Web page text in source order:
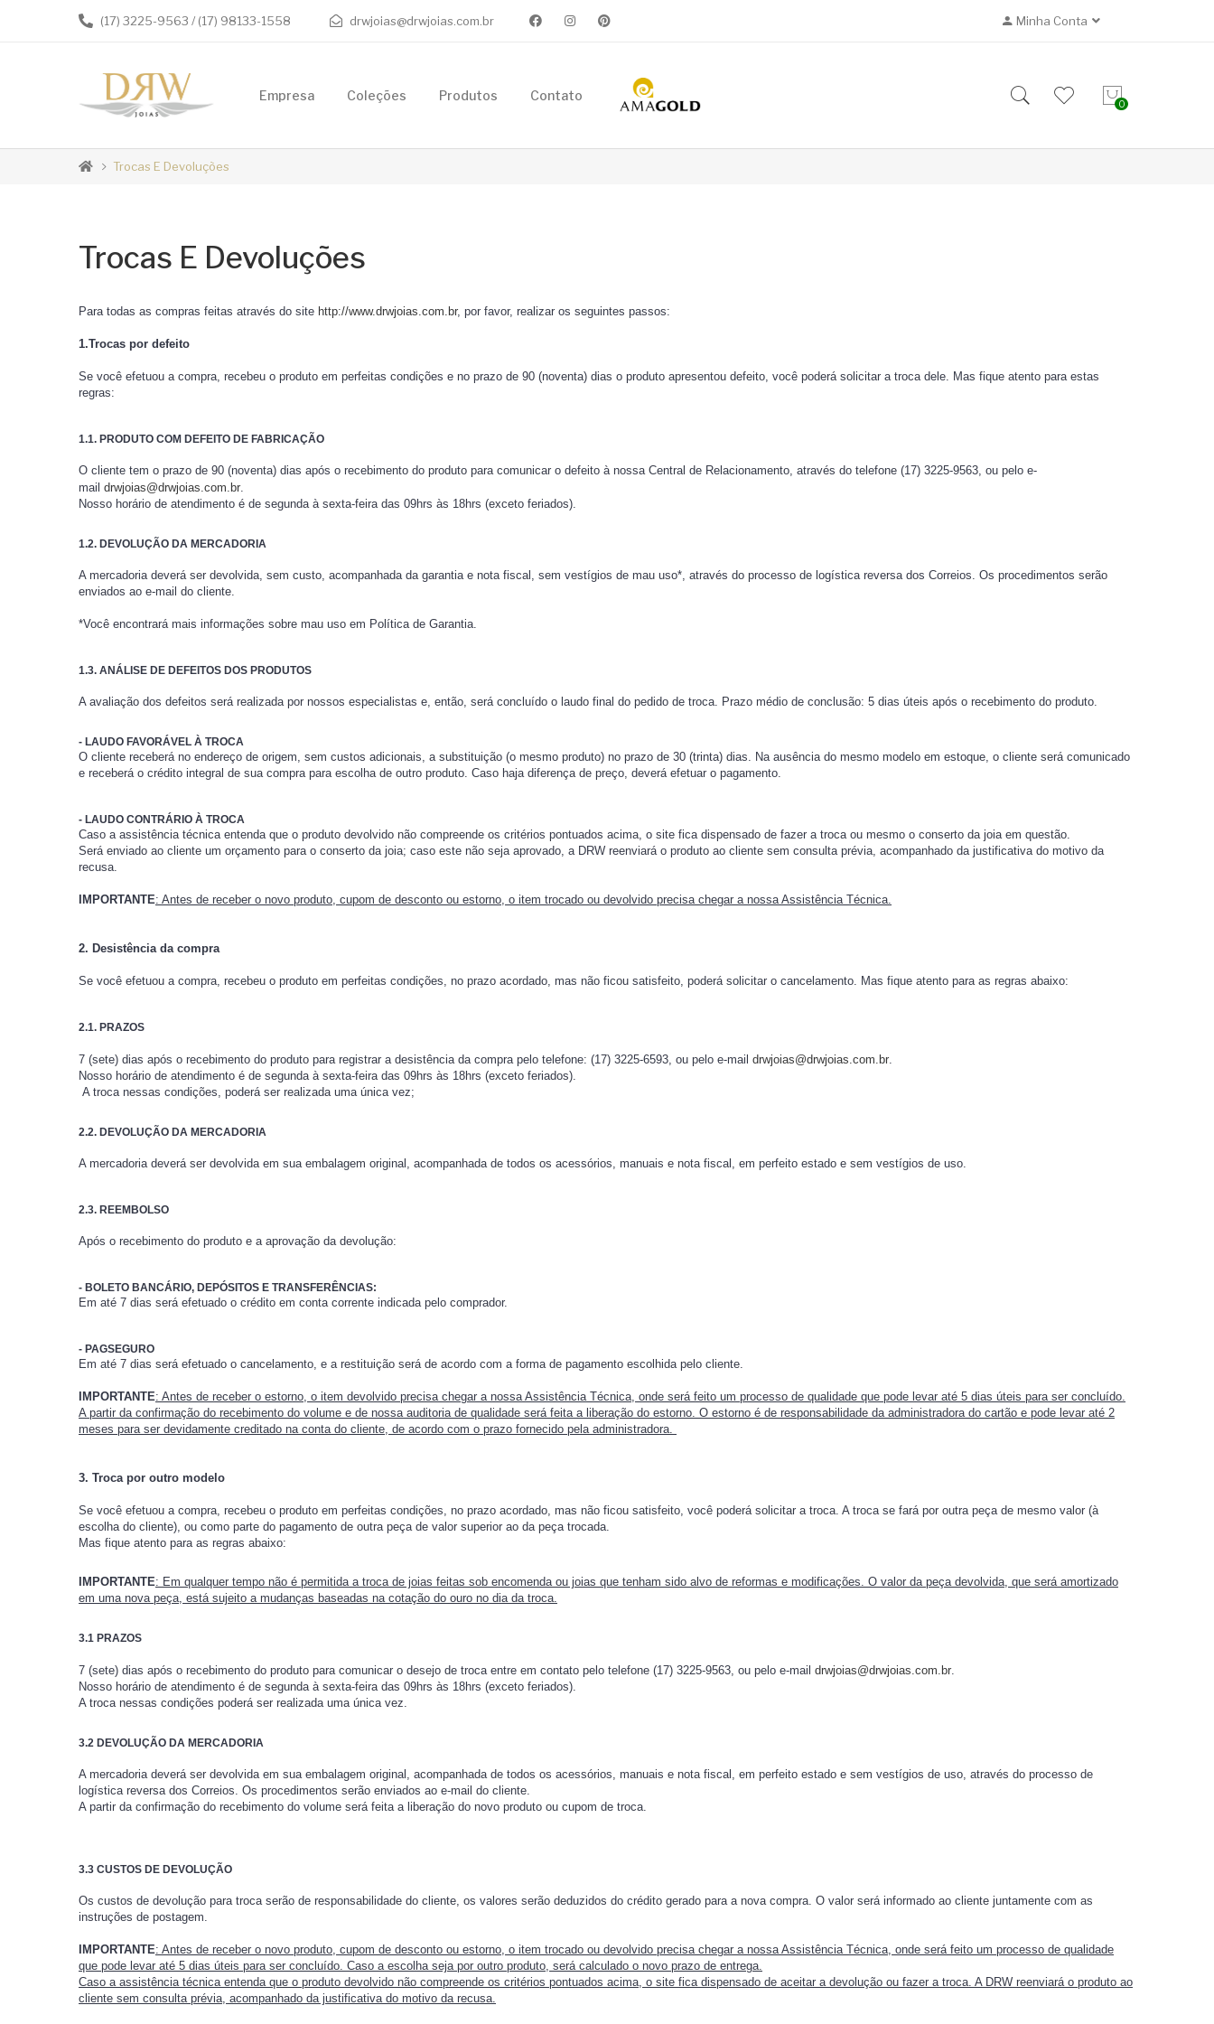
(17) 3225-9563 / (17) 98133-1558 drwjoias@drwjoias.com.br Minha Conta
Empresa Coleções Produtos Contato
0
Trocas E Devoluções
Trocas E Devoluções
Para todas as compras feitas através do site http://www.drwjoias.com.br, por favor, realizar os seguintes passos:
1.Trocas por defeito
Se você efetuou a compra, recebeu o produto em perfeitas condições e no prazo de 90 (noventa) dias o produto apresentou defeito, você poderá solicitar a troca dele. Mas fique atento para estas
regras:
1.1. PRODUTO COM DEFEITO DE FABRICAÇÃO
O cliente tem o prazo de 90 (noventa) dias após o recebimento do produto para comunicar o defeito à nossa Central de Relacionamento, através do telefone (17) 3225-9563, ou pelo e-
mail drwjoias@drwjoias.com.br.
Nosso horário de atendimento é de segunda à sexta-feira das 09hrs às 18hrs (exceto feriados).
1.2. DEVOLUÇÃO DA MERCADORIA
A mercadoria deverá ser devolvida, sem custo, acompanhada da garantia e nota fiscal, sem vestígios de mau uso*, através do processo de logística reversa dos Correios. Os procedimentos serão
enviados ao e-mail do cliente.
*Você encontrará mais informações sobre mau uso em Política de Garantia.
1.3. ANÁLISE DE DEFEITOS DOS PRODUTOS
A avaliação dos defeitos será realizada por nossos especialistas e, então, será concluído o laudo final do pedido de troca. Prazo médio de conclusão: 5 dias úteis após o recebimento do produto.
- LAUDO FAVORÁVEL À TROCA
O cliente receberá no endereço de origem, sem custos adicionais, a substituição (o mesmo produto) no prazo de 30 (trinta) dias. Na ausência do mesmo modelo em estoque, o cliente será comunicado
e receberá o crédito integral de sua compra para escolha de outro produto. Caso haja diferença de preço, deverá efetuar o pagamento.
- LAUDO CONTRÁRIO À TROCA
Caso a assistência técnica entenda que o produto devolvido não compreende os critérios pontuados acima, o site fica dispensado de fazer a troca ou mesmo o conserto da joia em questão.
Será enviado ao cliente um orçamento para o conserto da joia; caso este não seja aprovado, a DRW reenviará o produto ao cliente sem consulta prévia, acompanhado da justificativa do motivo da
recusa.
IMPORTANTE: Antes de receber o novo produto, cupom de desconto ou estorno, o item trocado ou devolvido precisa chegar a nossa Assistência Técnica.
2. Desistência da compra
Se você efetuou a compra, recebeu o produto em perfeitas condições, no prazo acordado, mas não ficou satisfeito, poderá solicitar o cancelamento. Mas fique atento para as regras abaixo:
2.1. PRAZOS
7 (sete) dias após o recebimento do produto para registrar a desistência da compra pelo telefone: (17) 3225-6593, ou pelo e-mail drwjoias@drwjoias.com.br.
Nosso horário de atendimento é de segunda à sexta-feira das 09hrs às 18hrs (exceto feriados).
A troca nessas condições, poderá ser realizada uma única vez;
2.2. DEVOLUÇÃO DA MERCADORIA
A mercadoria deverá ser devolvida em sua embalagem original, acompanhada de todos os acessórios, manuais e nota fiscal, em perfeito estado e sem vestígios de uso.
2.3. REEMBOLSO
Após o recebimento do produto e a aprovação da devolução:
- BOLETO BANCÁRIO, DEPÓSITOS E TRANSFERÊNCIAS:
Em até 7 dias será efetuado o crédito em conta corrente indicada pelo comprador.
- PAGSEGURO
Em até 7 dias será efetuado o cancelamento, e a restituição será de acordo com a forma de pagamento escolhida pelo cliente.
IMPORTANTE: Antes de receber o estorno, o item devolvido precisa chegar a nossa Assistência Técnica, onde será feito um processo de qualidade que pode levar até 5 dias úteis para ser concluído.
A partir da confirmação do recebimento do volume e de nossa auditoria de qualidade será feita a liberação do estorno. O estorno é de responsabilidade da administradora do cartão e pode levar até 2
meses para ser devidamente creditado na conta do cliente, de acordo com o prazo fornecido pela administradora.
3. Troca por outro modelo
Se você efetuou a compra, recebeu o produto em perfeitas condições, no prazo acordado, mas não ficou satisfeito, você poderá solicitar a troca. A troca se fará por outra peça de mesmo valor (à
escolha do cliente), ou como parte do pagamento de outra peça de valor superior ao da peça trocada.
Mas fique atento para as regras abaixo:
IMPORTANTE: Em qualquer tempo não é permitida a troca de joias feitas sob encomenda ou joias que tenham sido alvo de reformas e modificações. O valor da peça devolvida, que será amortizado
em uma nova peça, está sujeito a mudanças baseadas na cotação do ouro no dia da troca.
3.1 PRAZOS
7 (sete) dias após o recebimento do produto para comunicar o desejo de troca entre em contato pelo telefone (17) 3225-9563, ou pelo e-mail drwjoias@drwjoias.com.br.
Nosso horário de atendimento é de segunda à sexta-feira das 09hrs às 18hrs (exceto feriados).
A troca nessas condições poderá ser realizada uma única vez.
3.2 DEVOLUÇÃO DA MERCADORIA
A mercadoria deverá ser devolvida em sua embalagem original, acompanhada de todos os acessórios, manuais e nota fiscal, em perfeito estado e sem vestígios de uso, através do processo de
logística reversa dos Correios. Os procedimentos serão enviados ao e-mail do cliente.
A partir da confirmação do recebimento do volume será feita a liberação do novo produto ou cupom de troca.
3.3 CUSTOS DE DEVOLUÇÃO
Os custos de devolução para troca serão de responsabilidade do cliente, os valores serão deduzidos do crédito gerado para a nova compra. O valor será informado ao cliente juntamente com as
instruções de postagem.
IMPORTANTE: Antes de receber o novo produto, cupom de desconto ou estorno, o item trocado ou devolvido precisa chegar a nossa Assistência Técnica, onde será feito um processo de qualidade
que pode levar até 5 dias úteis para ser concluído. Caso a escolha seja por outro produto, será calculado o novo prazo de entrega.
Caso a assistência técnica entenda que o produto devolvido não compreende os critérios pontuados acima, o site fica dispensado de aceitar a devolução ou fazer a troca. A DRW reenviará o produto ao
cliente sem consulta prévia, acompanhado da justificativa do motivo da recusa.